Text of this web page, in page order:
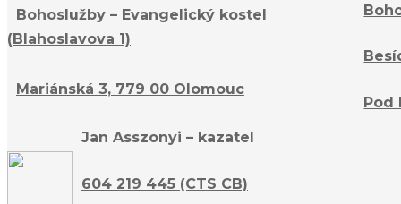
Bohoslužby – Evangelický kostel
(Blahoslavova 1)
Mariánská 3, 779 00 Olomouc
Jan Asszonyi – kazatel
604 219 445 (CTS CB)
Pod